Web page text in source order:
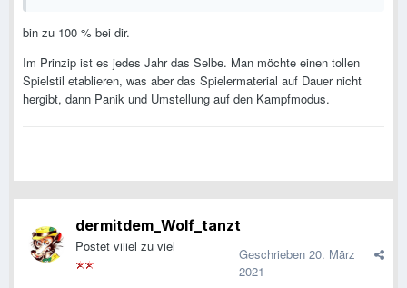
bin zu 100 % bei dir.
Im Prinzip ist es jedes Jahr das Selbe. Man möchte einen tollen
Spielstil etablieren, was aber das Spielermaterial auf Dauer nicht
hergibt, dann Panik und Umstellung auf den Kampfmodus.
dermitdem_Wolf_tanzt
Postet viiiel zu viel Geschrieben 20. März
2021